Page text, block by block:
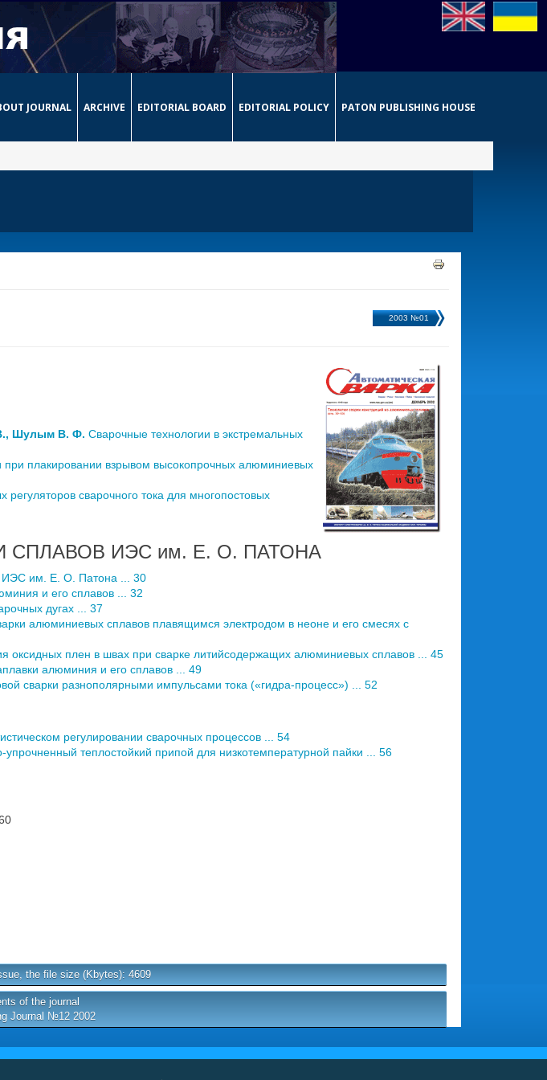
JOURNAL ARCHIVE EDITORIAL BOARD EDITORIAL POLICY PATON PUBLISHING HOUSE
2003 №01
Шулым В. Ф. Сварочные технологии в экстремальных
при плакировании взрывом высокопрочных алюминиевых
регуляторов сварочного тока для многопостовых
СПЛАВОВ ИЭС им. Е. О. ПАТОНА
в ИЭС им. Е. О. Патона ... 30
и его сплавов ... 32
дугах ... 37
алюминиевых сплавов плавящимся электродом в неоне и его смесях с
оксидных плен в швах при сварке литийсодержащих алюминиевых сплавов ... 45
алюминия и его сплавов ... 49
сварки разнополярными импульсами тока («гидра-процесс») ... 52
регулировании сварочных процессов ... 54
упрочненный теплостойкий припой для низкотемпературной пайки ... 56
the file size (Kbytes): 4609
of the journal
Journal №12 2002